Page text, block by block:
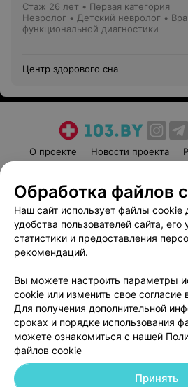
Стаж 26 лет • Первая категория
Невролог • Детский невролог •
функциональной диагностики
Центр здорового сна
О проекте Новости проекта
Пользовательское соглашение
Вакансии
Написать
Обработка
Обработка файлов
Наш сайт использует файлы cookie
удобства пользователей сайта,
статистики и предоставления
рекомендаций.
Вы можете настроить параметры
cookie или изменить свое согласие
Для получения дополнительной
сроках и порядке использования
можете ознакомиться с нашей
файлов cookie
Принять